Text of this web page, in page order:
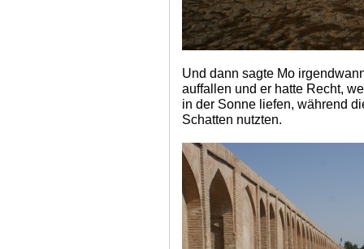
Und dann sagte Mo
auffallen und er hatte Recht,
in der Sonne liefen, während
Schatten nutzten.